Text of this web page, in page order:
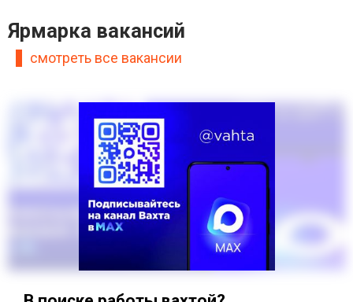
Ярмарка вакансий
смотреть все вакансии